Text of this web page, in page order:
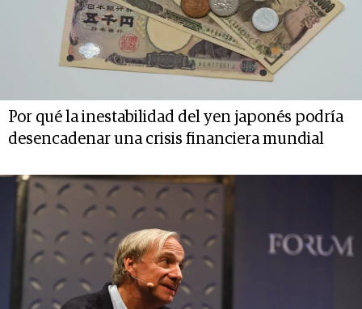
Por qué la inestabilidad del yen japonés podría
desencadenar una crisis financiera mundial